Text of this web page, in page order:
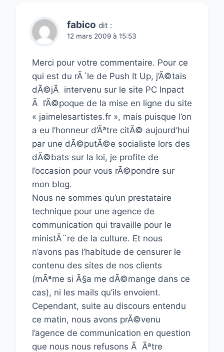
fabico dit :
12 mars 2009 à 15:53
Merci pour votre commentaire. Pour ce
qui est du rÃ´le de Push It Up, j’Ã©tais
dÃ©jÃ intervenu sur le site PC Inpact
Ã l’Ã©poque de la mise en ligne du site
« jaimelesartistes.fr », mais puisque l’on
a eu l’honneur d’Ãªtre citÃ© aujourd’hui
par une dÃ©putÃ©e socialiste lors des
dÃ©bats sur la loi, je profite de
l’occasion pour vous rÃ©pondre sur
mon blog.
Nous ne sommes qu’un prestataire
technique pour une agence de
communication qui travaille pour le
ministÃ¨re de la culture. Et nous
n’avons pas l’habitude de censurer le
contenu des sites de nos clients
(mÃªme si Ã§a me dÃ©mange dans ce
cas), ni les mails qu’ils envoient.
Cependant, suite au discours entendu
ce matin, nous avons prÃ©venu
l’agence de communication en question
que nous nous refusons Ã Ãªtre